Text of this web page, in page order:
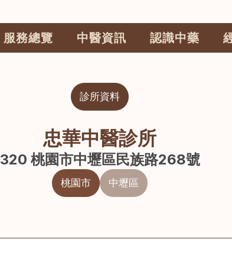
服務總覽 中醫資訊 認識中藥
診所資料
忠華中醫診所
320 桃園市中壢區民族路268號
桃園市 中壢區